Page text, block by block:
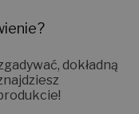
dokładną